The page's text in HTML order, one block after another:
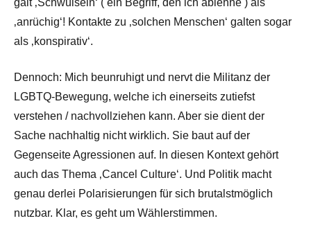
‚anrüchig‘! Kontakte zu ‚solchen Menschen‘ galten sogar
als ‚konspirativ‘.
Dennoch: Mich beunruhigt und nervt die Militanz der
LGBTQ-Bewegung, welche ich einerseits zutiefst
verstehen / nachvollziehen kann. Aber sie dient der
Sache nachhaltig nicht wirklich. Sie baut auf der
Gegenseite Agressionen auf. In diesen Kontext gehört
auch das Thema ‚Cancel Culture‘. Und Politik macht
genau derlei Polarisierungen für sich brutalstmöglich
nutzbar. Klar, es geht um Wählerstimmen.